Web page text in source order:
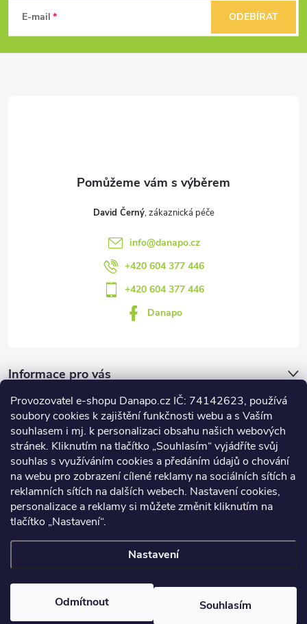
Provozovatel e-shopu Danapo.cz IČ: 74142623, používá
soubory cookies k zajištění funkčnosti webu a s Vaším
souhlasem i mj. k personalizaci obsahu našich webových
stránek. Kliknutím na tlačítko „Souhlasím“ vyjádříte svůj
souhlas s využíváním cookies a předáním údajů o chování
na webu pro zobrazení cílené reklamy na sociálních sítích a
reklamních sítích na dalších webech. Nastavení cookies,
personalizace a reklamy si můžete změnit kliknutím na
tlačítko „Nastavení“.
Nastavení
Odmítnout Souhlasím
p
E-mail ODEBÍRAT
David Černý
info@danapo.cz
+420 604 377 446
+420 604 377 446
Danapo
Informace pro vás
Dotazník
Co upřednosťnujete?
Počet hlasů:437
Facebook
Upravit nastavení cookies